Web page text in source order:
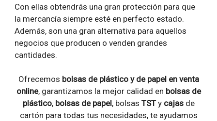
Con ellas obtendrás una gran protección para que
la mercancía siempre esté en perfecto estado.
Además, son una gran alternativa para aquellos
negocios que producen o venden grandes
cantidades.
Ofrecemos bolsas de plástico y de papel en venta
online, garantizamos la mejor calidad en bolsas de
plástico, bolsas de papel, bolsas TSTy cajasde
cartón para todas tus necesidades, te ayudamos